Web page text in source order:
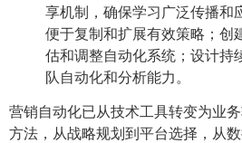
享机制，确保学习广泛传播和
便于复制和扩展有效策略；创
估和调整自动化系统；设计持
队自动化和分析能力。
营销自动化已从技术工具转变为业
方法，从战略规划到平台选择，从